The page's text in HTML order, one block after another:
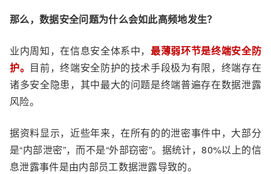
那么，数据安全问题为什么会如此高频地发生？
业内周知，在信息安全体系中，最薄弱环节是终端安全防
护。 目前，终端安全防护的技术手段极为有限，终端存在
诸多安全隐患，其中最大的问题是终端普遍存在数据泄露
风险。
据资料显示，近些年来，在所有的的泄密事件中，大部分
是“内部泄密”，而不是“外部窃密”。据统计，80%以上的信
息泄露事件是由内部员工数据泄露导致的。